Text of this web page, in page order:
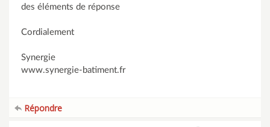
des éléments de réponse
Cordialement
Synergie
www.synergie-batiment.fr
Répondre